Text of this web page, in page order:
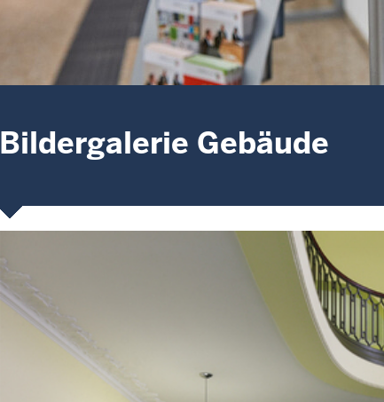
Bildergalerie Gebäude